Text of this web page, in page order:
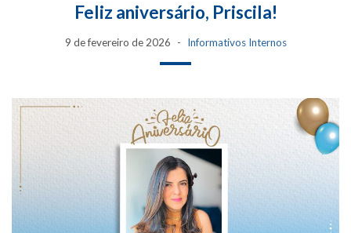
Feliz aniversário, Priscila!
9 de fevereiro de 2026 Informativos Internos